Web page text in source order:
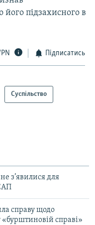
підзахисного в
Підписатись
Суспільство
з’явилися для
справу щодо
«бурштиновій справі»